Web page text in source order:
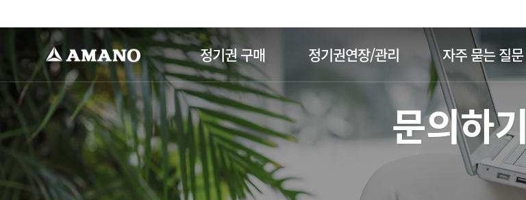
정기권 구매 정기권연장/관리 자주 묻는 질문
문의하기